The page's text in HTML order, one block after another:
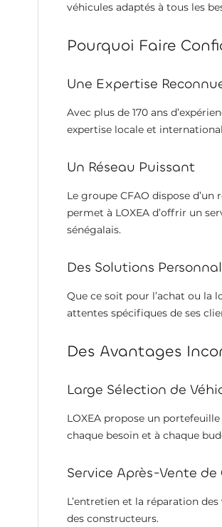
véhicules adaptés à tous les
Pourquoi Faire
Une Expertise
Avec plus de 170 ans
expertise locale et
Un Réseau Puissant
Le groupe CFAO dispose
permet à LOXEA d’offrir un
sénégalais.
Des Solutions
Que ce soit pour l’achat ou la
attentes spécifiques de ses
Des Avantages
Large Sélection de
LOXEA propose un
chaque besoin et à chaque
Service Après-Vente
L’entretien et la réparation
des constructeurs.